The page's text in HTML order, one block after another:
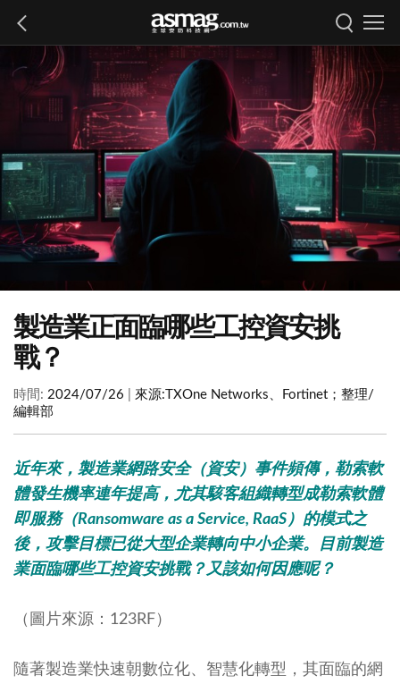
製造業正面臨哪些工控資安挑
戰？
時間: 2024/07/26 來源: TXOne Networks、Fortinet；整理/
編輯部
近年來，製造業網路安全（資安）事件頻傳，勒索軟
體發生機率連年提高，尤其駭客組織轉型成勒索軟體
即服務（Ransomware as a Service, RaaS）的模式之
後，攻擊目標已從大型企業轉向中小企業。目前製造
業面臨哪些工控資安挑戰？又該如何因應呢？
（圖片來源：123RF）
隨著製造業快速朝數位化、智慧化轉型，其面臨的網